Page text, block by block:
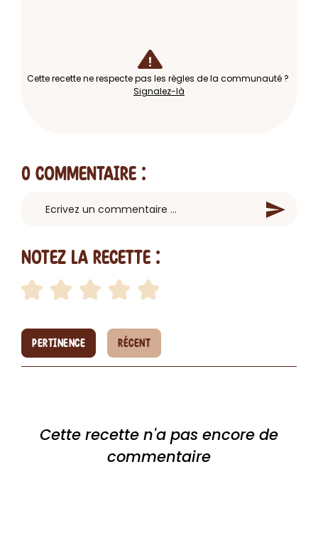
Cette recette ne respecte pas les règles de la communauté ?
Signalez-là
0 Commentaire :
Notez la recette :
PERTINENCE RÉCENT
Cette recette n'a pas encore de
commentaire